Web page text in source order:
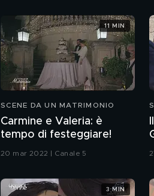
SCENE DA UN MATRIMONIO
Carmine e Valeria: è
tempo di festeggiare!
20 mar 2022 | Canale 5
11 MIN
3 MIN